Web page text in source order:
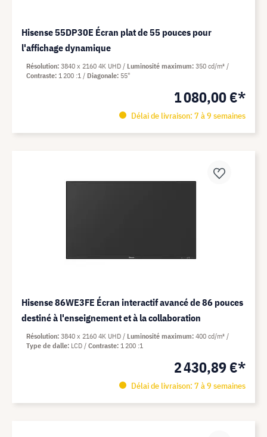
Hisense 55DP30E Écran plat de 55 pouces pour
l'affichage dynamique
1 080,00 €*
Délai de livraison: 7 à 9 semaines
Résolution 3840 x 2160 4K UHD Luminosité maximum 350 cd/m²
Contraste 1 200 :1 Diagonale 55"
Hisense 86WE3FE Écran interactif avancé de 86 pouces
destiné à l'enseignement et à la collaboration
2 430,89 €*
Délai de livraison: 7 à 9 semaines
Résolution 3840 x 2160 4K UHD Luminosité maximum 400 cd/m²
Type de dalle LCD Contraste 1 200 :1